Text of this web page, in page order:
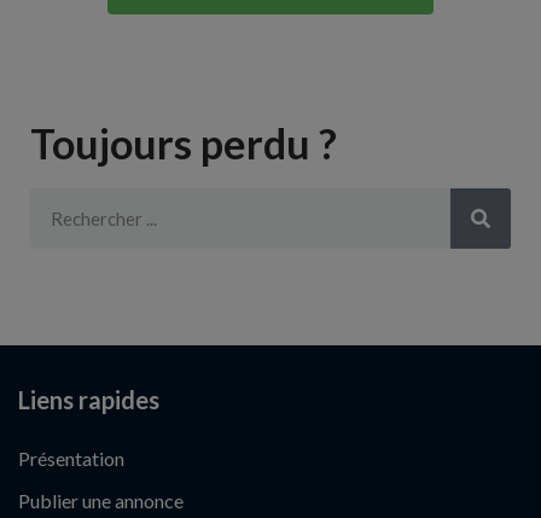
Toujours perdu ?
Liens rapides
Présentation
Publier une annonce